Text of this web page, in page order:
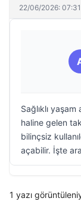
22/06/2026: 07:31
Sağlıklı
haline gelen
bilinçsiz
açabilir. İşte
1 yazı